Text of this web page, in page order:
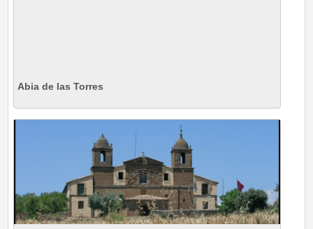
Abia de las Torres